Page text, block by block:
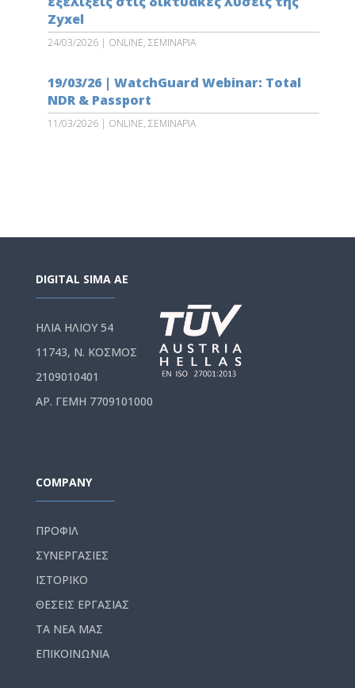
Zyxel
24/03/2026| ONLINE, ΣΕΜΙΝΑΡΙΑ
19/03/26 | WatchGuard Webinar: Total
NDR & Passport
11/03/2026| ONLINE, ΣΕΜΙΝΑΡΙΑ
DIGITAL SIMA AE
ΗΛΙΑ ΗΛΙΟΥ 54
11743, Ν. ΚΟΣΜΟΣ
2109010401
ΑΡ. ΓΕΜΗ 7709101000
COMPANY
ΠΡΟΦΙΛ
ΣΥΝΕΡΓΑΣΙΕΣ
ΙΣΤΟΡΙΚΟ
ΘΕΣΕΙΣ ΕΡΓΑΣΙΑΣ
ΤΑ ΝΕΑ ΜΑΣ
ΕΠΙΚΟΙΝΩΝΙΑ